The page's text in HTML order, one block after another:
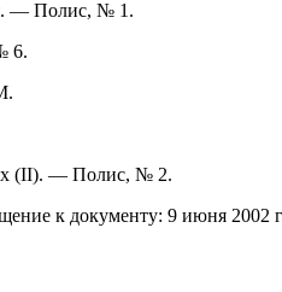
— Полис, № 1.
6.
(II). — Полис, № 2.
к документу: 9 июня 2002